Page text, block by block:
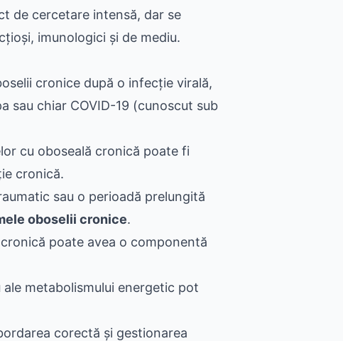
de cercetare intensă, dar se
imunologici și de mediu.
cronice după o infecție virală,
sau chiar COVID-19 (cunoscut sub
cu oboseală cronică poate fi
cronică.
sau o perioadă prelungită
oboselii cronice.
poate avea o componentă
metabolismului energetic pot
corectă și gestionarea